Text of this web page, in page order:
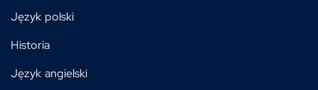
Język polski
Historia
Język angielski